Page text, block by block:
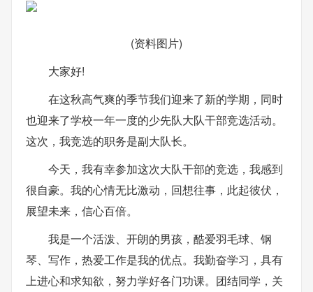
(资料图片)
大家好!
在这秋高气爽的季节我们迎来了新的学期，同时
也迎来了学校一年一度的少先队大队干部竞选活动。
这次，我竞选的职务是副大队长。
今天，我有幸参加这次大队干部的竞选，我感到
很自豪。我的心情无比激动，回想往事，此起彼伏，
展望未来，信心百倍。
我是一个活泼、开朗的男孩，酷爱羽毛球、钢
琴、写作，热爱工作是我的优点。我勤奋学习，具有
上进心和求知欲，努力学好各门功课。团结同学，关